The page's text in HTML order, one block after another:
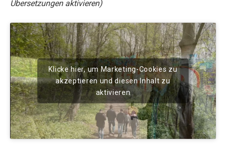
Übersetzungen aktivieren)
Klicke hier, um Marketing-Cookies zu
akzeptieren und diesen Inhalt zu
aktivieren